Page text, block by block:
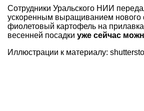
Сотрудники Уральского НИИ
ускоренным выращиванием нового
фиолетовый картофель на
весенней посадки уже сейчас
Иллюстрации к материалу: